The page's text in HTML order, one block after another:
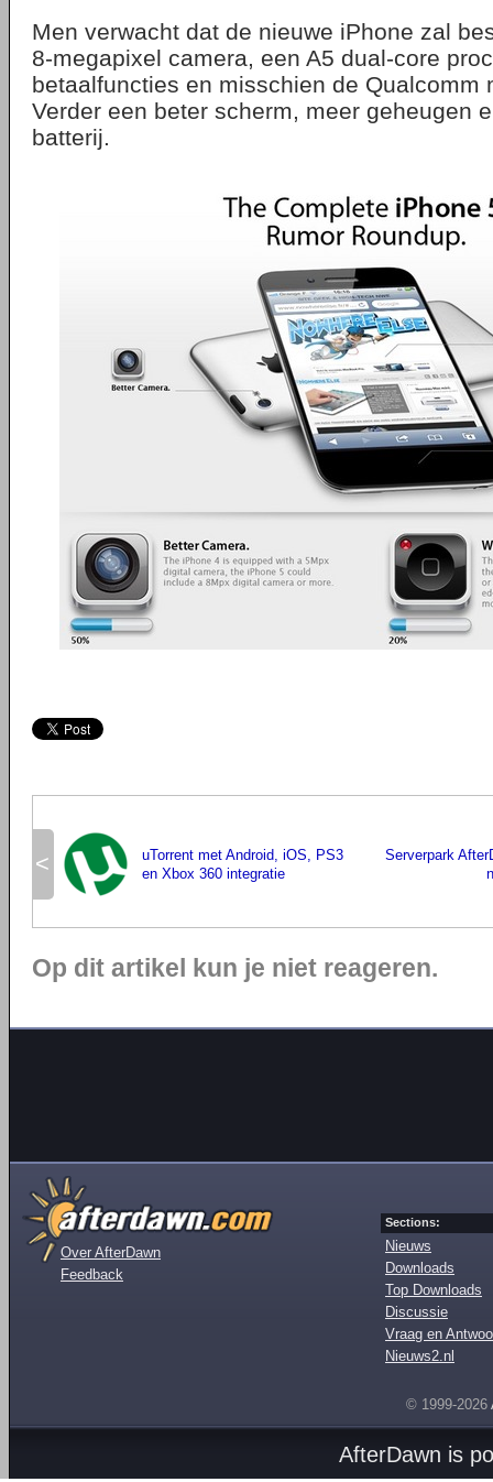
Men verwacht dat de nieuwe iPhone zal
8-megapixel camera, een A5 dual-core
betaalfuncties en misschien de Qualcomm
Verder een beter scherm, meer geheugen
batterij.
<
uTorrent met Android, iOS, PS3
en Xbox 360 integratie
Serverpark
Op dit artikel kun je niet reageren.
Over AfterDawn
Feedback
Sections:
Nieuws
Downloads
Top Downloads
Discussie
Vraag en
Nieuws2.nl
© 1999-2026
AfterDawn is